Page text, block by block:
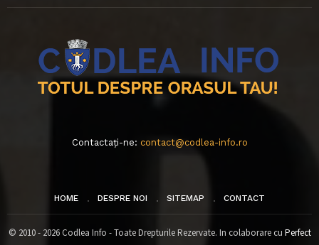
Contactați-ne: contact@codlea-info.ro
HOME DESPRE NOI SITEMAP CONTACT
© 2010 - 2026 Codlea Info - Toate Drepturile Rezervate. In colaborare cu Perfect